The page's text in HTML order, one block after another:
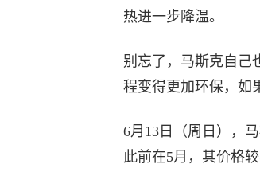
热进一步降温。
别忘了，马斯克自己
程变得更加环保，如
6月13日（周日），
此前在5月，其价格